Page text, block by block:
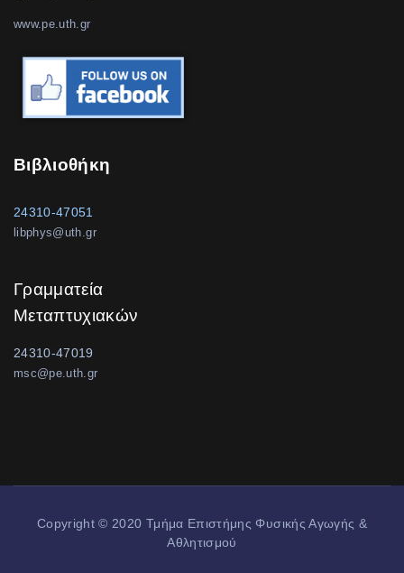
www.pe.uth.gr
Βιβλιοθήκη
24310-47051
libphys@uth.gr
Γραμματεία
Μεταπτυχιακών
24310-47019
msc@pe.uth.gr
Copyright © 2020 Τμήμα Επιστήμης Φυσικής Αγωγής &
Αθλητισμού